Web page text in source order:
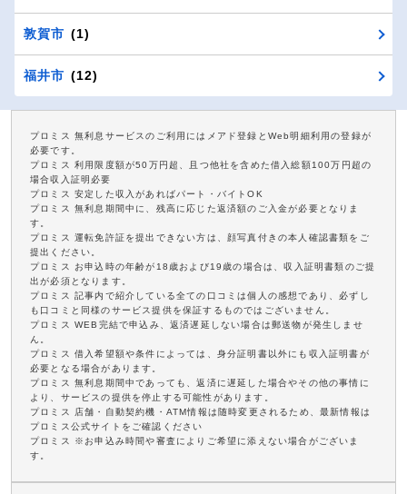
敦賀市 (1)
福井市 (12)
プロミス 無利息サービスのご利用にはメアド登録とWeb明細利用の登録が
必要です。
プロミス 利用限度額が50万円超、且つ他社を含めた借入総額100万円超の
場合収入証明必要
プロミス 安定した収入があればパート・バイトOK
プロミス 無利息期間中に、残高に応じた返済額のご入金が必要となりま
す。
プロミス 運転免許証を提出できない方は、顔写真付きの本人確認書類をご
提出ください。
プロミス お申込時の年齢が18歳および19歳の場合は、収入証明書類のご提
出が必須となります。
プロミス 記事内で紹介している全ての口コミは個人の感想であり、必ずし
も口コミと同様のサービス提供を保証するものではございません。
プロミス WEB完結で申込み、返済遅延しない場合は郵送物が発生しませ
ん。
プロミス 借入希望額や条件によっては、身分証明書以外にも収入証明書が
必要となる場合があります。
プロミス 無利息期間中であっても、返済に遅延した場合やその他の事情に
より、サービスの提供を停止する可能性があります。
プロミス 店舗・自動契約機・ATM情報は随時変更されるため、最新情報は
プロミス公式サイトをご確認ください
プロミス ※お申込み時間や審査によりご希望に添えない場合がございま
す。